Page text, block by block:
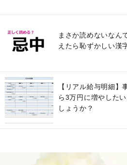
まさか読めないな
えたら恥ずかしい漢
【リアル給与明細
ら3万円に増やした
しょうか？